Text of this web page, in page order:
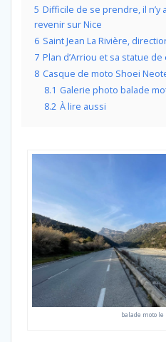
5 Difficile de se prendre, il
revenir sur Nice
6 Saint Jean La Rivière,
7 Plan d’Arriou et sa statue
8 Casque de moto Shoei
8.1 Galerie photo balade
8.2 À lire aussi
balade moto le